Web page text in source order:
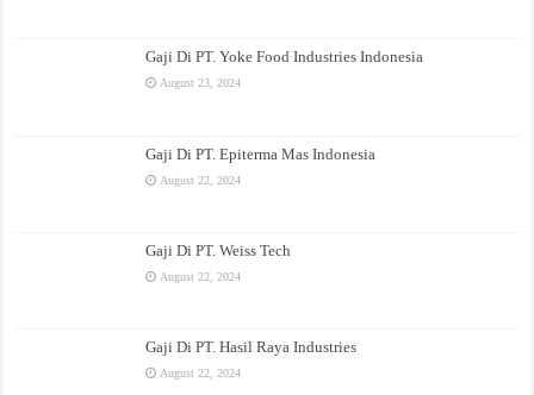
Gaji Di PT. Yoke Food Industries Indonesia
August 23, 2024
Gaji Di PT. Epiterma Mas Indonesia
August 22, 2024
Gaji Di PT. Weiss Tech
August 22, 2024
Gaji Di PT. Hasil Raya Industries
August 22, 2024